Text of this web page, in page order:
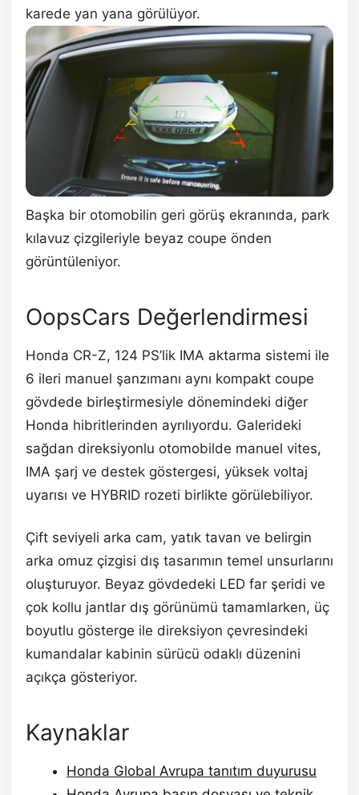
karede yan yana görülüyor.
Başka bir otomobilin geri görüş ekranında, park
kılavuz çizgileriyle beyaz coupe önden
görüntüleniyor.
OopsCars Değerlendirmesi
Honda CR-Z, 124 PS’lik IMA aktarma sistemi ile
6 ileri manuel şanzımanı aynı kompakt coupe
gövdede birleştirmesiyle dönemindeki diğer
Honda hibritlerinden ayrılıyordu. Galerideki
sağdan direksiyonlu otomobilde manuel vites,
IMA şarj ve destek göstergesi, yüksek voltaj
uyarısı ve HYBRID rozeti birlikte görülebiliyor.
Çift seviyeli arka cam, yatık tavan ve belirgin
arka omuz çizgisi dış tasarımın temel unsurlarını
oluşturuyor. Beyaz gövdedeki LED far şeridi ve
çok kollu jantlar dış görünümü tamamlarken, üç
boyutlu gösterge ile direksiyon çevresindeki
kumandalar kabinin sürücü odaklı düzenini
açıkça gösteriyor.
Kaynaklar
Honda Global Avrupa tanıtım duyurusu